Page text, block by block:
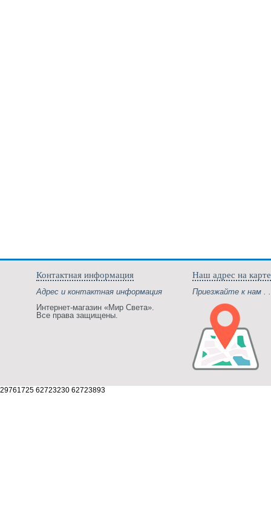
Контактная информация
Адрес и контактная информация
Интернет-магазин «Мир Света».
Все права защищены.
Наш адрес на карте
Приезжайте к нам .
29761725 62723230 62723893